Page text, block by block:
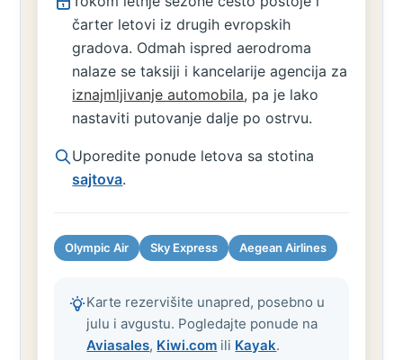
čarter letovi iz drugih evropskih
gradova. Odmah ispred aerodroma
nalaze se taksiji i kancelarije agencija za
iznajmljivanje automobila, pa je lako
nastaviti putovanje dalje po ostrvu.
Uporedite ponude letova sa stotina
sajtova.
Olympic Air Sky Express Aegean Airlines
Karte rezervišite unapred, posebno u
julu i avgustu. Pogledajte ponude na
Aviasales, Kiwi.com ili Kayak.